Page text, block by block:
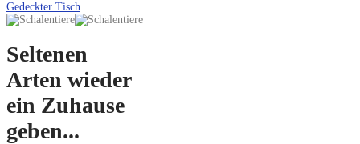
Gedeckter Tisch
Seltenen
Arten wieder
ein Zuhause
geben...